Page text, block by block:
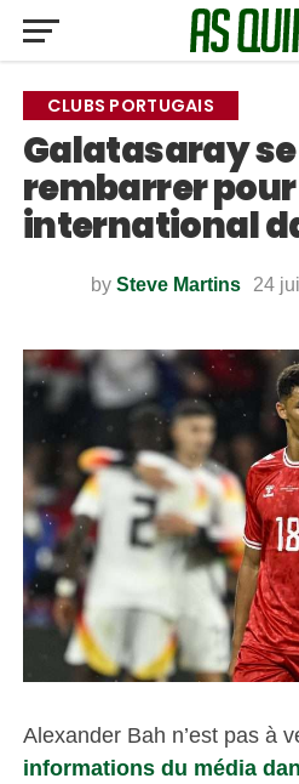
CLUBS PORTUGAIS
Galatasaray
rembarrer
international
by Steve Martins 24
Alexander Bah n’est pas à
informations du média